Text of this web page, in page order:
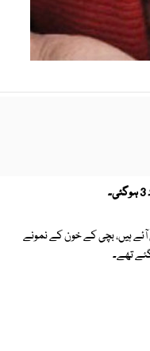
آئے ہیں، بچی کے خون کے نمونے
تھے۔